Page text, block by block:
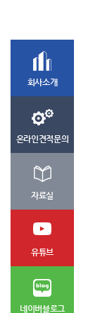
회사소개
온라인견적문의
자료실
유튜브
네이버블로그